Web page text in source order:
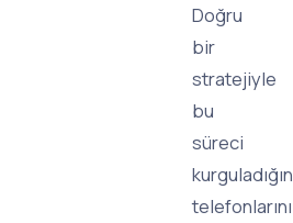
Doğru
bir
stratejiyle
bu
süreci